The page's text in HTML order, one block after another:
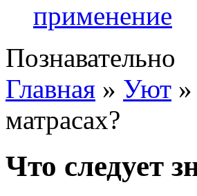
применение
Познавательно
Главная » Уют »
матрасах?
Что следует